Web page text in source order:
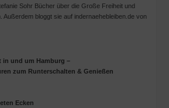
Sohr Bücher über die Große Freiheit und
Außerdem bloggt sie auf indernaehebleiben.de von
in und um Hamburg –
zum Runterschalten & Genießen
Ecken